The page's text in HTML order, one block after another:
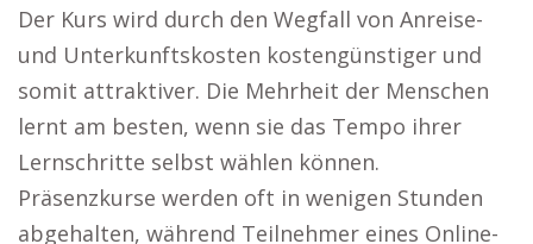
Der Kurs wird durch den Wegfall von Anreise-
und Unterkunftskosten kostengünstiger und
somit attraktiver. Die Mehrheit der Menschen
lernt am besten, wenn sie das Tempo ihrer
Lernschritte selbst wählen können.
Präsenzkurse werden oft in wenigen Stunden
abgehalten, während Teilnehmer eines Online-